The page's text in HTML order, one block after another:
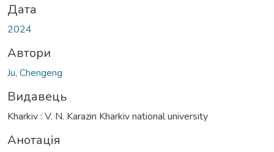
Дата
2024
Автори
Ju, Chengeng
Видавець
Kharkiv : V. N. Karazin Kharkiv national university
Анотація